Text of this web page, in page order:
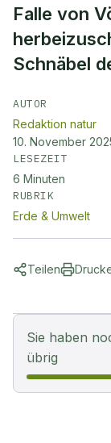
Falle von
Schnäbel
AUTOR
Redaktion natur
10. November
LESEZEIT
6 Minuten
RUBRIK
Erde & Umwelt
Teilen
Sie haben
übrig